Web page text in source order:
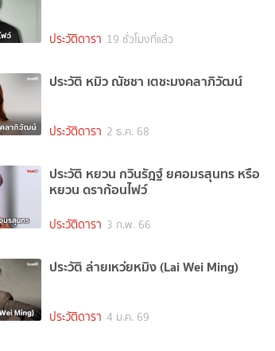
ประวัติดารา 19 ชั่วโมงที่แล้ว
ประวัติ หมิว ณัชชา เตชะมงคลาภิวัฒน์
ประวัติดารา 2 ธ.ค. 68
ประวัติ หยวน กวินรัฎฐ์ ยศอมรสุนทร หรือ
หยวน ดราก้อนไฟว์
ประวัติดารา 3 ก.พ. 66
ประวัติ ล่ายเหว่ยหมิง (Lai Wei Ming)
ประวัติดารา 4 ม.ค. 69